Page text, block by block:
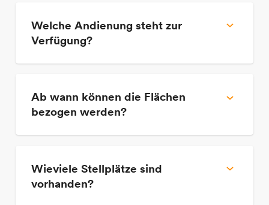
Hallenfläche plus 600 m² Mezzanine.
Welche Andienung steht zur
Verfügung?
Ab wann können die Flächen
bezogen werden?
Kontaktieren Sie uns jetzt.
Wieviele Stellplätze sind
vorhanden?